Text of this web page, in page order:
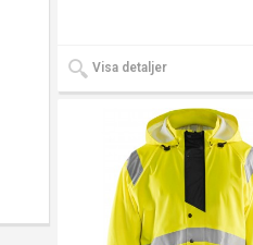
Visa detaljer